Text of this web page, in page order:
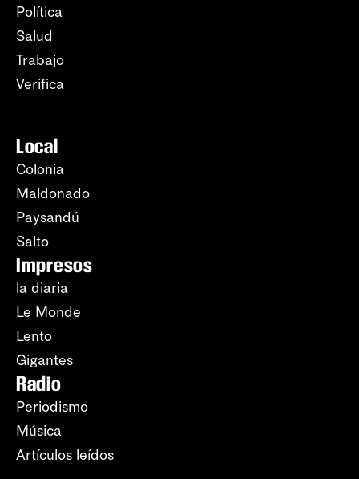
Política
Salud
Trabajo
Verifica
Local
Colonia
Maldonado
Paysandú
Salto
Impresos
la diaria
Le Monde
Lento
Gigantes
Radio
Periodismo
Música
Artículos leídos